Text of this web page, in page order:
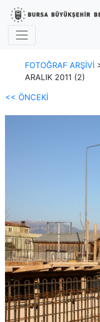
FOTOĞRAF ARŞİVİ
ARALIK 2011 (2)
<< ÖNCEKİ